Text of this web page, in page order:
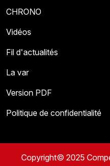
CHRONO
Vidéos
Fil d'actualités
La var
Version PDF
Politique de confidentialité
Copyright© 2025